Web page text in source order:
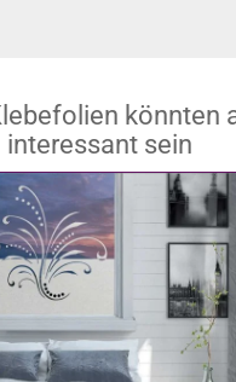
könnten
interessant sein